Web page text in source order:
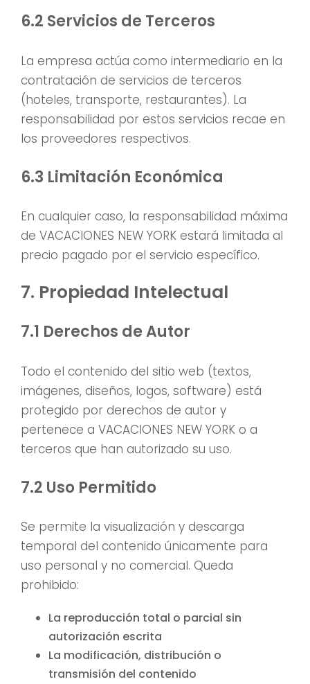
6.2 Servicios de Terceros
La empresa actúa como intermediario en la
contratación de servicios de terceros
(hoteles, transporte, restaurantes). La
responsabilidad por estos servicios recae en
los proveedores respectivos.
6.3 Limitación Económica
En cualquier caso, la responsabilidad máxima
de VACACIONES NEW YORK estará limitada al
precio pagado por el servicio específico.
7. Propiedad Intelectual
7.1 Derechos de Autor
Todo el contenido del sitio web (textos,
imágenes, diseños, logos, software) está
protegido por derechos de autor y
pertenece a VACACIONES NEW YORK o a
terceros que han autorizado su uso.
7.2 Uso Permitido
Se permite la visualización y descarga
temporal del contenido únicamente para
uso personal y no comercial. Queda
prohibido:
La reproducción total o parcial sin
autorización escrita
La modificación, distribución o
transmisión del contenido